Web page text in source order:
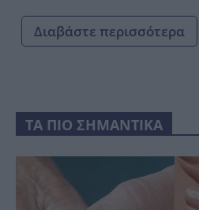
Διαβάστε περισσότερα
ΤΑ ΠΙΟ ΣΗΜΑΝΤΙΚΑ